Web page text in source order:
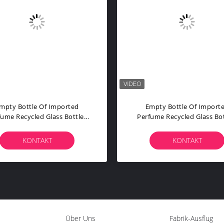
Bottle Of Imported
Recycled Glass Bottles
And Metal Roll Frog
KONTAKT
Empty Bottle Of
Perfume Recycled Glass
Plastic And Metal Roll
KONTAKT
Über Uns Fabrik-Ausflug